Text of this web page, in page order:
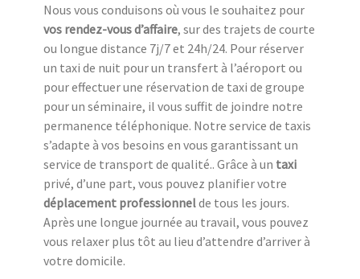
Nous vous conduisons où vous le souhaitez pour
vos rendez-vous d’affaire, sur des trajets de courte
ou longue distance 7j/7 et 24h/24. Pour réserver
un taxi de nuit pour un transfert à l’aéroport ou
pour effectuer une réservation de taxi de groupe
pour un séminaire, il vous suffit de joindre notre
permanence téléphonique. Notre service de taxis
s’adapte à vos besoins en vous garantissant un
service de transport de qualité.. Grâce à un taxi
privé, d’une part, vous pouvez planifier votre
déplacement professionnelde tous les jours.
Après une longue journée au travail, vous pouvez
vous relaxer plus tôt au lieu d’attendre d’arriver à
votre domicile.